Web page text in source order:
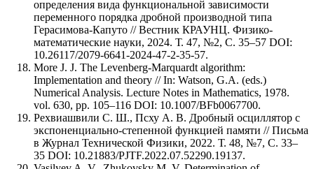
определения вида функциональной зависимости
переменного порядка дробной производной типа
Герасимова-Капуто // Вестник КРАУНЦ. Физико-
математические науки, 2024. Т. 47, №2, С. 35–57 DOI:
10.26117/2079-6641-2024-47-2-35-57.
More J. J. The Levenberg-Marquardt algorithm:
Implementation and theory // In: Watson, G.A. (eds.)
Numerical Analysis. Lecture Notes in Mathematics, 1978.
vol. 630, pp. 105–116 DOI: 10.1007/BFb0067700.
Рехвиашвили С. Ш., Псху А. В. Дробный осциллятор с
экспоненциально-степенной функцией памяти // Письма
в Журнал Технической Физики, 2022. Т. 48, №7, С. 33–
35 DOI: 10.21883/PJTF.2022.07.52290.19137.